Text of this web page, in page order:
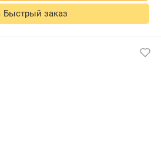
Быстрый заказ